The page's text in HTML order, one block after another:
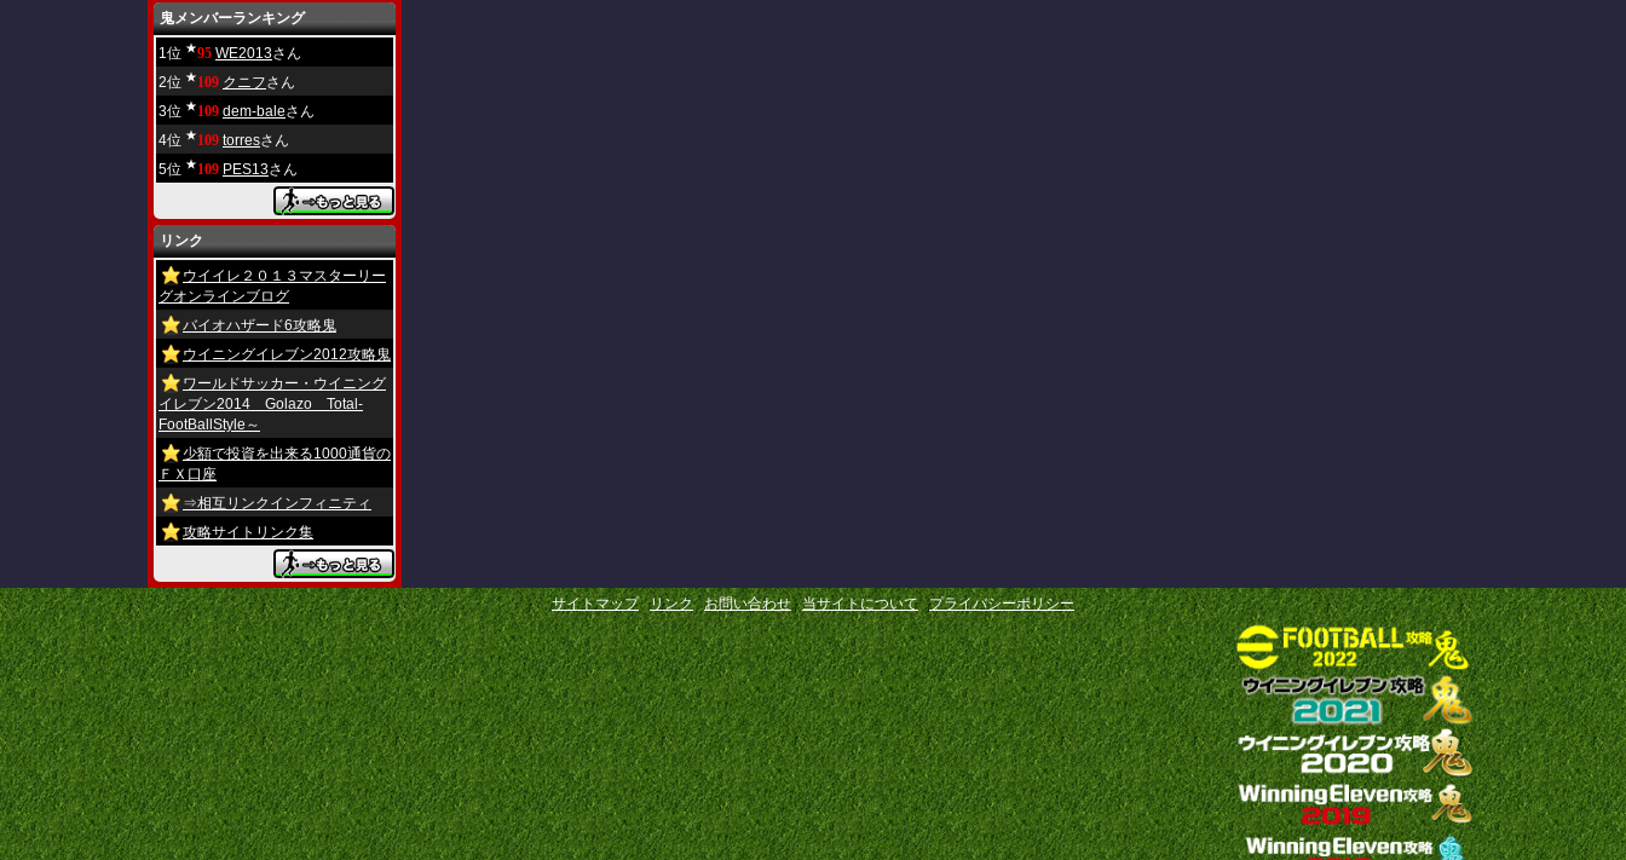
鬼メンバーランキング
1位 ★95 WE2013さん
2位 ★109 クニフさん
3位 ★109 dem-baleさん
4位 ★109 torresさん
5位 ★109 PES13さん
リンク
ウイイレ２０１３マスターリー
グオンラインブログ
バイオハザード6攻略鬼
ウイニングイレブン2012攻略鬼
ワールドサッカー・ウイニング
イレブン2014 Golazo Total-
FootBallStyle～
少額で投資を出来る1000通貨の
ＦＸ口座
⇒相互リンクインフィニティ
攻略サイトリンク集
サイトマップ リンク お問い合わせ 当サイトについて プライバシーポリシー